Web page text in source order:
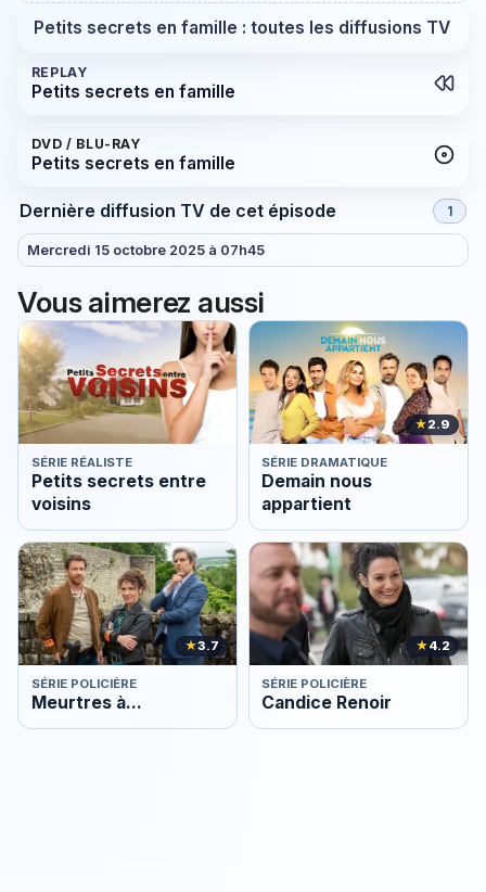
Petits secrets en famille : toutes les diffusions TV
REPLAY
Petits secrets en famille
DVD / BLU-RAY
Petits secrets en famille
Dernière diffusion TV de cet épisode 1
Mercredi 15 octobre 2025 à 07h45
Vous aimerez aussi
SÉRIE RÉALISTE
Petits secrets entre
voisins
★2.9
SÉRIE DRAMATIQUE
Demain nous
appartient
★3.7
SÉRIE POLICIÈRE
Meurtres à...
★4.2
SÉRIE POLICIÈRE
Candice Renoir